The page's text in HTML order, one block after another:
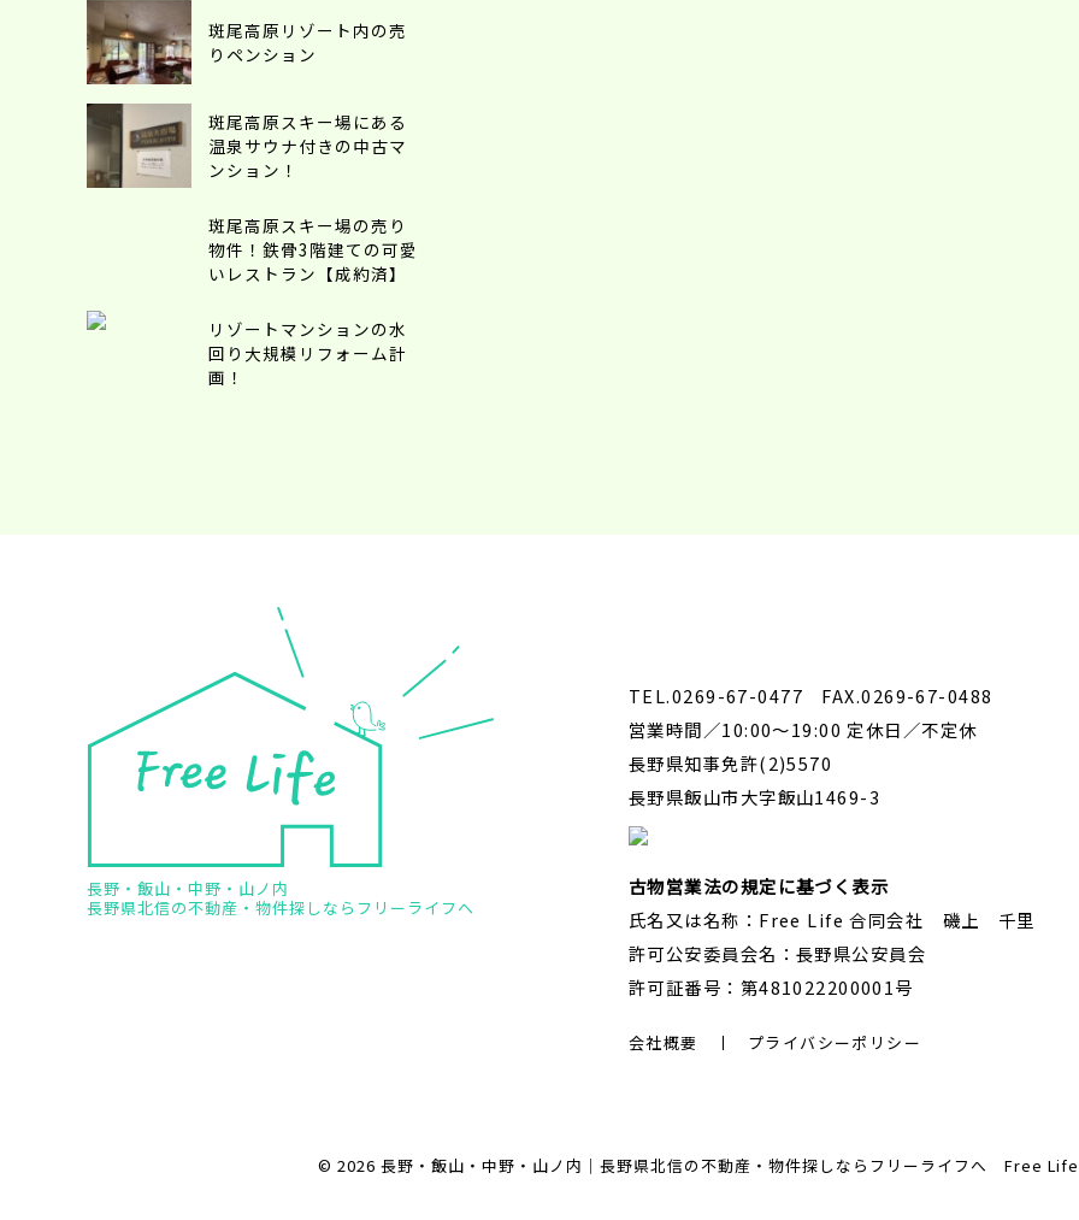
斑尾高原リゾート内の売
りペンション
斑尾高原スキー場にある
温泉サウナ付きの中古マ
ンション！
斑尾高原スキー場の売り
物件！鉄骨3階建ての可愛
いレストラン【成約済】
リゾートマンションの水
回り大規模リフォーム計
画！
長野・飯山・中野・山ノ内
長野県北信の不動産・物件探しならフリーライフへ
TEL.0269-67-0477 FAX.0269-67-0488
営業時間／10:00～19:00 定休日／不定休
長野県知事免許(2)5570
長野県飯山市大字飯山1469-3
古物営業法の規定に基づく表示
氏名又は名称：Free Life 合同会社 磯上 千里
許可公安委員会名：長野県公安員会
許可証番号：第481022200001号
会社概要 プライバシーポリシー
© 2026 長野・飯山・中野・山ノ内｜長野県北信の不動産・物件探しならフリーライフへ Free